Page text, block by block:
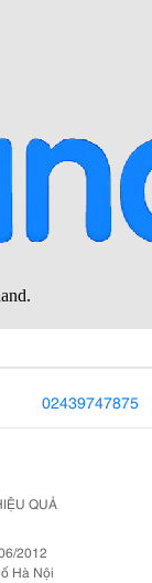
02439747875
QUẢ
2012
Hà Nội